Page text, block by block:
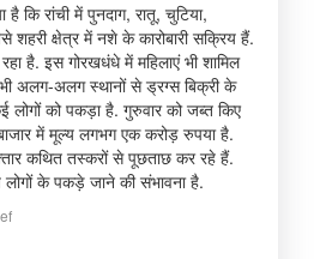
है कि रांची में पुनदाग, रातू, चुटिया,
शहरी क्षेत्र में नशे के कारोबारी सक्रिय हैं.
है. इस गोरखधंधे में महिलाएं भी शामिल
अलग-अलग स्थानों से ड्रग्स बिक्री के
लोगों को पकड़ा है. गुरुवार को जब्त किए
में मूल्य लगभग एक करोड़ रुपया है.
कथित तस्करों से पूछताछ कर रहे हैं.
के पकड़े जाने की संभावना है.